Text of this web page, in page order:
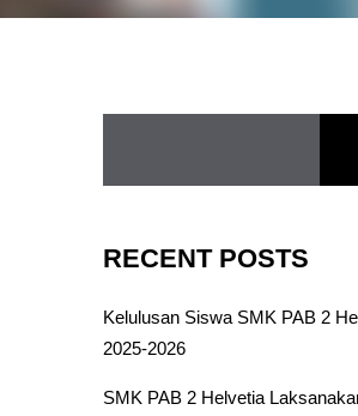
RECENT POSTS
Kelulusan Siswa SMK PAB 2
2025-2026
SMK PAB 2 Helvetia